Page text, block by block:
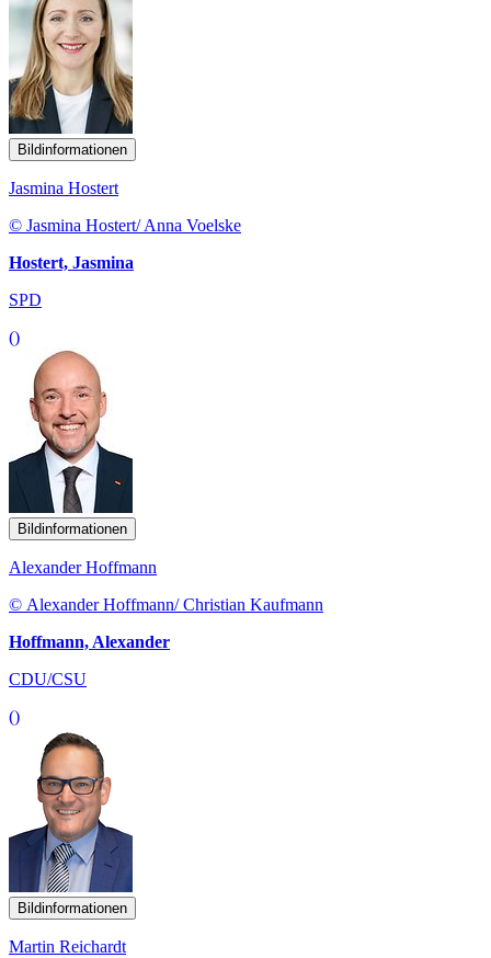
Bildinformationen
Jasmina Hostert
© Jasmina Hostert/ Anna Voelske
Hostert, Jasmina
SPD
()
Bildinformationen
Alexander Hoffmann
© Alexander Hoffmann/ Christian Kaufmann
Hoffmann, Alexander
CDU/CSU
()
Bildinformationen
Martin Reichardt